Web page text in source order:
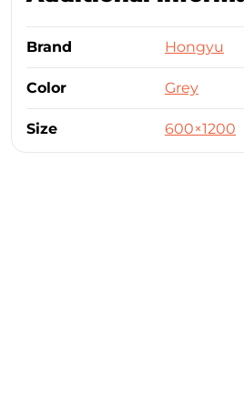
Brand Hongyu
Color Grey
Size 600×1200